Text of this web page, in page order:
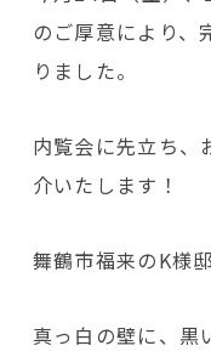
のご厚意により、
りました。
内覧会に先立ち、
介いたします！
舞鶴市福来のK様邸
真っ白の壁に、黒